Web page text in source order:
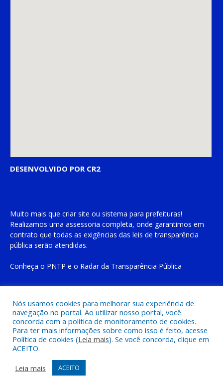
DESENVOLVIDO POR CR2
Muito mais que criar site ou sistema para prefeituras!
Realizamos uma assessoria completa, onde garantimos em
contrato que todas as exigências das leis de transparência
pública serão atendidas.
Conheça o PNTP e o Radar da Transparência Pública
Todos os direitos reservados a Prefeitura Municipal de Cachoeira
do Piriá
Mapa do Site
Acessar o Webmail
Nós usamos cookies para melhorar sua experiência de
navegação no portal. Ao utilizar nosso portal, você
concorda com a política de monitoramento de cookies.
Para ter mais informações sobre como isso é feito, acesse
Política de cookies (Leia mais). Se você concorda, clique em
ACEITO.
Leia mais
ACEITO